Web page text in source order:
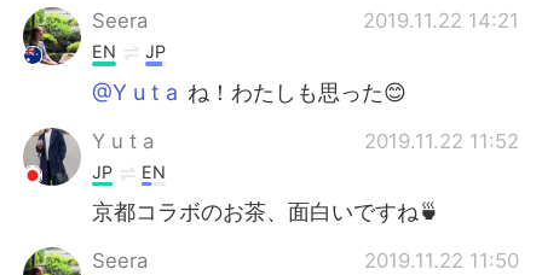
Seera 2019.11.22 14:21
EN JP
@Y u t a ね！わたしも思った😊
Y u t a 2019.11.22 11:52
JP EN
京都コラボのお茶、面白いですね🍵
Seera 2019.11.22 11:50